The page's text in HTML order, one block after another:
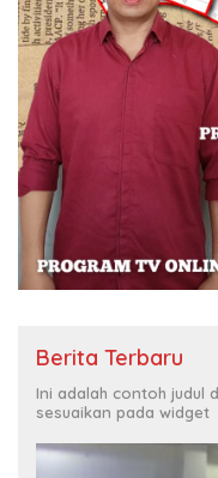
Berita Terbaru
Ini adalah contoh judul
sesuaikan pada widget